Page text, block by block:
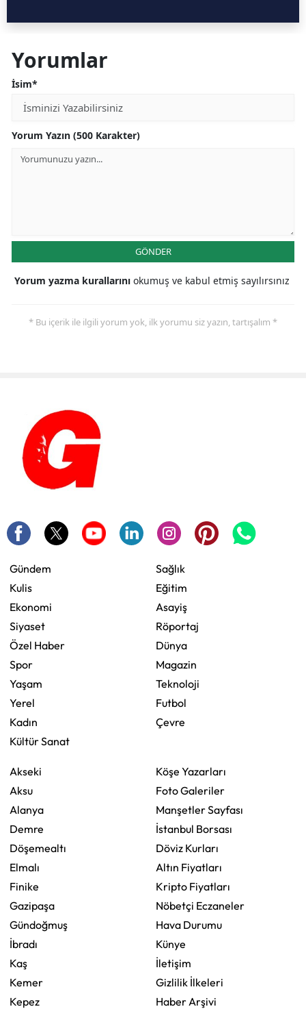
Yorumlar
İsim*
Yorum Yazın (500 Karakter)
GÖNDER
Yorum yazma kurallarını okumuş ve kabul etmiş sayılırsınız
* Bu içerik ile ilgili yorum yok, ilk yorumu siz yazın, tartışalım *
Gündem
Kulis
Ekonomi
Siyaset
Özel Haber
Spor
Yaşam
Yerel
Kadın
Kültür Sanat
Sağlık
Eğitim
Asayiş
Röportaj
Dünya
Magazin
Teknoloji
Futbol
Çevre
Akseki
Aksu
Alanya
Demre
Döşemealtı
Elmalı
Finike
Gazipaşa
Gündoğmuş
İbradı
Kaş
Kemer
Kepez
Köşe Yazarları
Foto Galeriler
Manşetler Sayfası
İstanbul Borsası
Döviz Kurları
Altın Fiyatları
Kripto Fiyatları
Nöbetçi Eczaneler
Hava Durumu
Künye
İletişim
Gizlilik İlkeleri
Haber Arşivi